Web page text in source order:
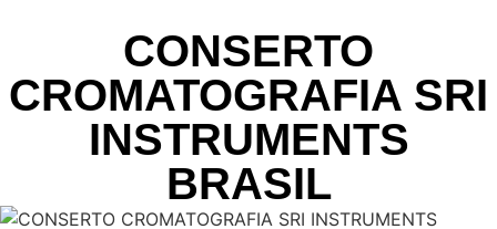
CONSERTO
CROMATOGRAFIA SRI
INSTRUMENTS
BRASIL